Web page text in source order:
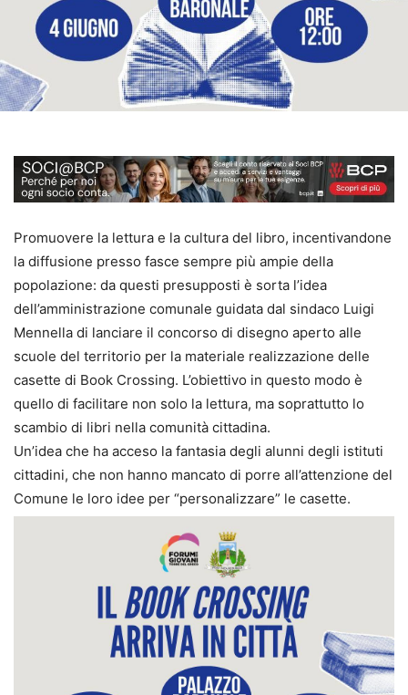
Promuovere la lettura e la cultura del libro, incentivandone
la diffusione presso fasce sempre più ampie della
popolazione: da questi presupposti è sorta l’idea
dell’amministrazione comunale guidata dal sindaco Luigi
Mennella di lanciare il concorso di disegno aperto alle
scuole del territorio per la materiale realizzazione delle
casette di Book Crossing. L’obiettivo in questo modo è
quello di facilitare non solo la lettura, ma soprattutto lo
scambio di libri nella comunità cittadina.
Un’idea che ha acceso la fantasia degli alunni degli istituti
cittadini, che non hanno mancato di porre all’attenzione del
Comune le loro idee per “personalizzare” le casette.